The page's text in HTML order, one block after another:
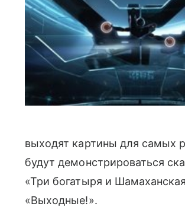
выходят картины для самых
будут демонстрироваться
«Три богатыря и
«Выходные!».